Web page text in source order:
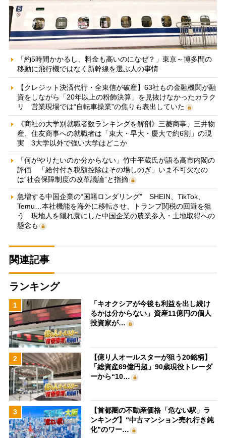
「約5時間かかるし、料金も高いのになぜ？」東京～博多間の
移動に飛行機ではなく新幹線を選ぶ人の事情
【クレジット決済代行・全東信が破産】63社もの金融機関が融
資をしながら「20年以上の粉飾決算」を見抜けなかったカラク
リ 営業現場では“自転車操業”の焦りも表出していた
《商社の大学別就職者数ランキングを解剖》三菱商事、三井物
産、住友商事への就職者は「東大・早大・慶大で約6割」の現
実 3大学以外で強い大学はどこか
「何がやりたいのか分からない」竹中平蔵氏が語る高市内閣の
評価 「給付付き税額控除はその場しのぎ」いま不可欠なの
は“社会保障制度の改革議論”と指摘
急増する中国企業の“国籍ロンダリング” SHEIN、TikTok、
Temu…本社機能を海外に移転させ、トランプ関税の回避を狙
う 現地人を隠れ蓑にした中国企業の農業参入・土地取得への
懸念も
関連記事
ランキング
1
「キオクシアが今後も利益を出し続け
るかは分からない」資産11億円の個人
投資家が…
2
【億り人オールスターが狙う20銘柄】
「総資産69億円超」90歳現役トレーダ
ーから“10…
3
【首都圏の不動産価格「危ない駅」ラ
ンキング】“中古マンション売れ行き鈍
化”のワー…